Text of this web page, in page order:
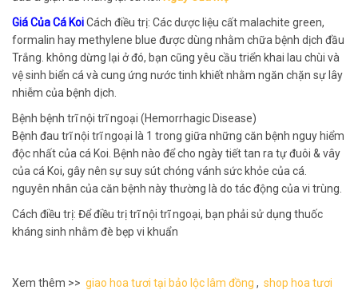
Giá Của Cá KoiCách điều trị: Các dược liệu cất malachite green,
formalin hay methylene blue được dùng nhằm chữa bệnh dịch đầu
Trắng. không dừng lại ở đó, bạn cũng yêu cầu triển khai lau chùi và
vệ sinh biển cá và cung ứng nước tinh khiết nhằm ngăn chặn sự lây
nhiễm của bệnh dịch.
Bệnh bệnh trĩ nội trĩ ngoại (Hemorrhagic Disease)
Bệnh đau trĩ nội trĩ ngoại là 1 trong giữa những căn bệnh nguy hiểm
độc nhất của cá Koi. Bệnh nào để cho ngày tiết tan ra tự đuôi & vây
của cá Koi, gây nên sự suy sút chóng vánh sức khỏe của cá.
nguyên nhân của căn bệnh này thường là do tác động của vi trùng.
Cách điều trị: Để điều trị trĩ nội trĩ ngoại, bạn phải sử dụng thuốc
kháng sinh nhằm đè bẹp vi khuẩn
Xem thêm >> giao hoa tươi tại bảo lộc lâm đồng , shop hoa tươi